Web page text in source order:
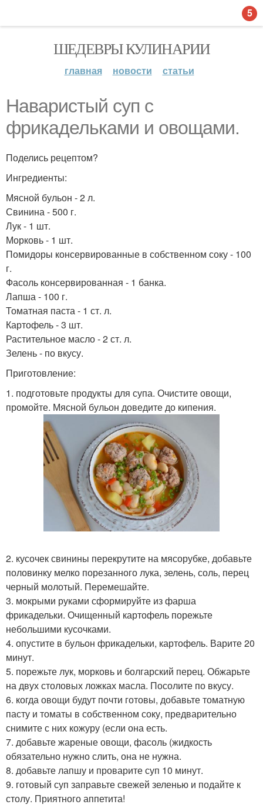
ШЕДЕВРЫ КУЛИНАРИИ
главная новости статьи
Наваристый суп с
фрикадельками и овощами.
Поделись рецептом?
Ингредиенты:
Мясной бульон - 2 л.
Свинина - 500 г.
Лук - 1 шт.
Морковь - 1 шт.
Помидоры консервированные в собственном соку - 100
г.
Фасоль консервированная - 1 банка.
Лапша - 100 г.
Томатная паста - 1 ст. л.
Картофель - 3 шт.
Растительное масло - 2 ст. л.
Зелень - по вкусу.
Приготовление:
1. подготовьте продукты для супа. Очистите овощи,
промойте. Мясной бульон доведите до кипения.
2. кусочек свинины перекрутите на мясорубке, добавьте
половинку мелко порезанного лука, зелень, соль, перец
черный молотый. Перемешайте.
3. мокрыми руками сформируйте из фарша
фрикадельки. Очищенный картофель порежьте
небольшими кусочками.
4. опустите в бульон фрикадельки, картофель. Варите 20
минут.
5. порежьте лук, морковь и болгарский перец. Обжарьте
на двух столовых ложках масла. Посолите по вкусу.
6. когда овощи будут почти готовы, добавьте томатную
пасту и томаты в собственном соку, предварительно
снимите с них кожуру (если она есть.
7. добавьте жареные овощи, фасоль (жидкость
обязательно нужно слить, она не нужна.
8. добавьте лапшу и проварите суп 10 минут.
9. готовый суп заправьте свежей зеленью и подайте к
столу. Приятного аппетита!
5